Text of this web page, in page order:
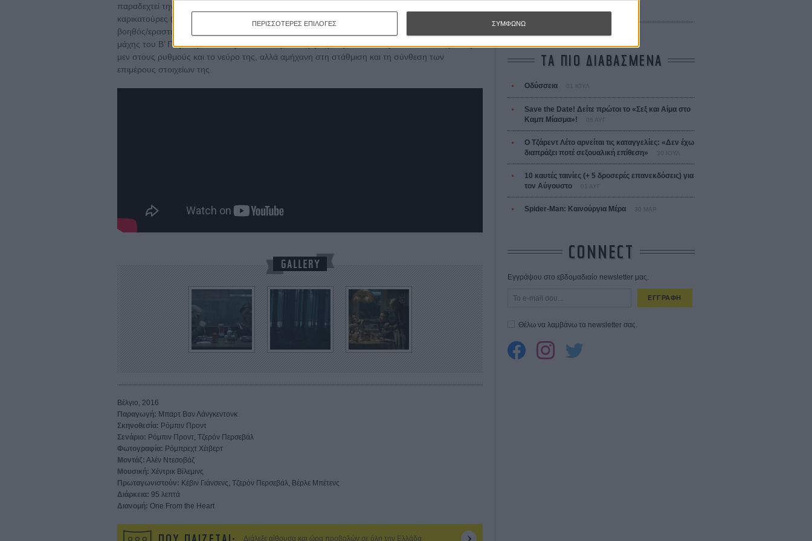
ΠΕΡΙΣΣΟΤΕΡΕΣ ΕΠΙΛΟΓΕΣ ΣΥΜΦΩΝΩ
παραδεχτεί την ηλιθιότητα του υποκειμένου του (του Κένι) και ρίπτει ατάκτως σύμβολα και
καρικατούρες (ο ημίγυμνος γκάνγκστερ με τον κρεμαστό σταυρό! O γουνοφόρος τραβεστί
βοηθός/εραστής του! Οι δραπέτες στρουθοκάμηλοι!;;;) στο ιστορικό τερέν της καθοριστικής
μάχης του Β’ Παγκοσμίου Πολέμου. Κι έτσι μένει σφηνωμένη κάπου ανάμεσα. Αποτελεσματική
μεν στους ρυθμούς και το νεύρο της, αλλά αμήχανη στη στάθμιση και τη σύνθεση των
επιμέρους στοιχείων της.
Βέλγιο, 2016
Παραγωγή: Μπαρτ Βαν Λάνγκεντονκ
Σκηνοθεσία: Ρόμπιν Προντ
Σενάριο: Ρόμπιν Προντ, Τζερόν Περσεβάλ
Φωτογραφία: Ρόμπρεχτ Χέιβερτ
Μοντάζ: Αλέν Ντεσοβάζ
Μουσική: Χέντρικ Βίλεμινς
Πρωταγωνιστούν: Κέβιν Γιάνσενς, Τζερόν Περσεβάλ, Βέρλε Μπέτενς
Διάρκεια: 95 λεπτά
Διανομή: One From the Heart
Διάλεξε αίθουσα και ώρα προβολών σε όλη την Ελλάδα
L’ Affaire Bojarski (The Moneymaker)
Ζαν-Πολ Σαλομέ
ΤΑ ΠΙΟ ΔΙΑΒΑΣΜΕΝΑ
Οδύσσεια
Save the Date! Δείτε πρώτοι το «Σεξ και Αίμα στο
Καμπ Μίασμα»!
Ο Τζάρεντ Λέτο αρνείται τις καταγγελίες: «Δεν έχω
διαπράξει ποτέ σεξουαλική επίθεση»
10 καυτές ταινίες (+ 5 δροσερές επανεκδόσεις) για
τον Αύγουστο
Spider-Man: Καινούργια Μέρα 30 ΜΑΡ
CONNECT
Εγγράψου στο εβδομαδιαίο newsletter μας.
ΕΓΓΡΑΦΗ
Θέλω να λαμβάνω τα newsletter σας.